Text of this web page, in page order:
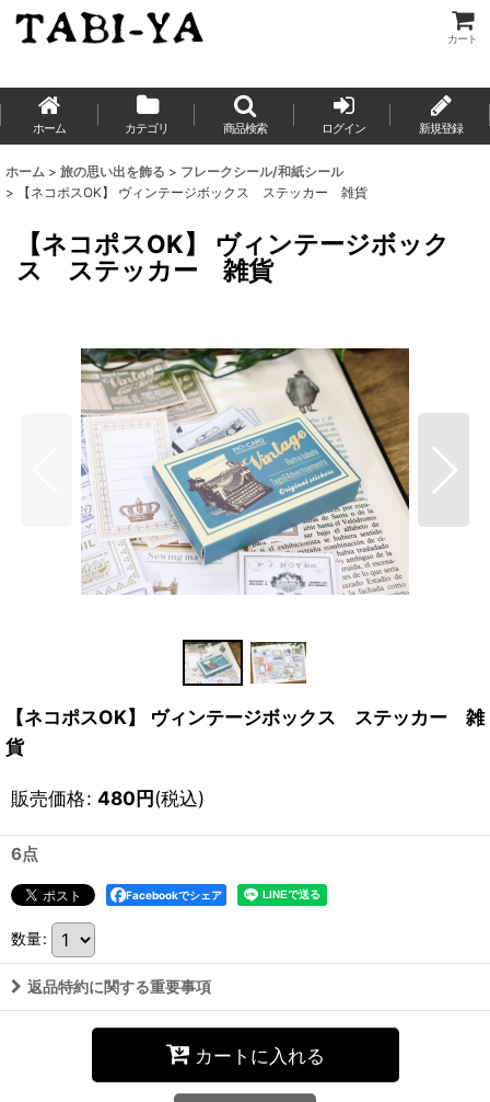
カート
ホーム カテゴリ 商品検索 ログイン 新規登録
ホーム > 旅の思い出を飾る > フレークシール/和紙シール
>
【ネコポスOK】 ヴィンテージボックス ステッカー 雑貨
【ネコポスOK】 ヴィンテージボック
ス ステッカー 雑貨
【ネコポスOK】 ヴィンテージボックス ステッカー 雑
貨
販売価格: 480円(税込)
6点
Facebookでシェア
数量:
返品特約に関する重要事項
カートに入れる